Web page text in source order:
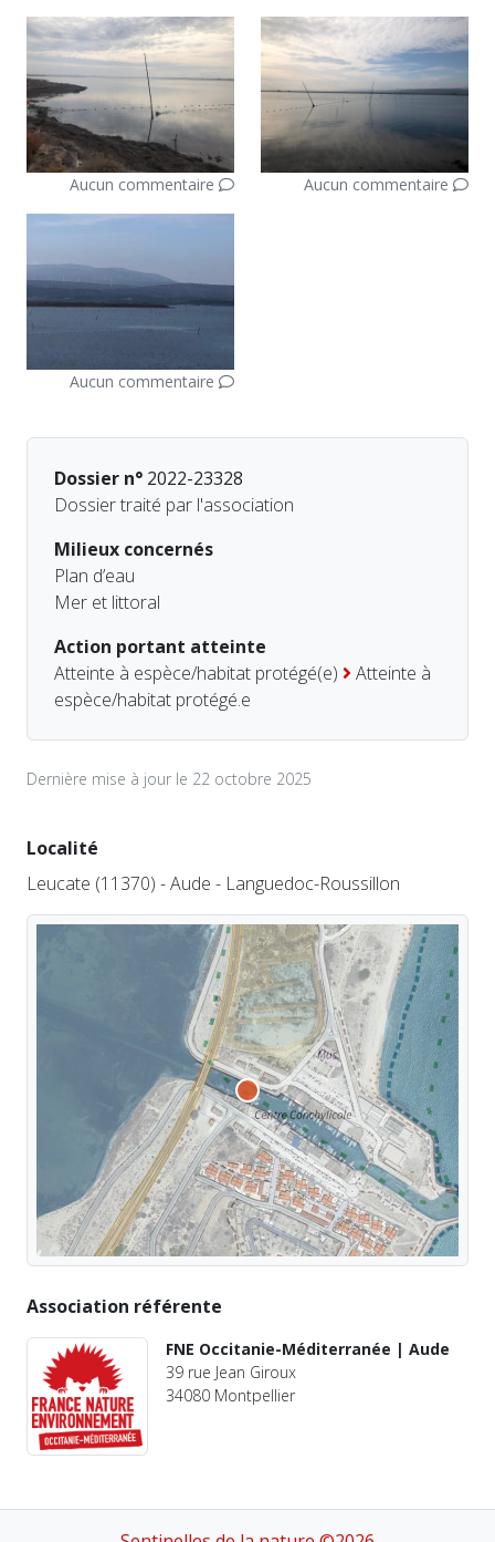
Aucun commentaire Aucun commentaire
Aucun commentaire
Dossier n° 2022-23328
Dossier traité par l'association
Milieux concernés
Plan d’eau
Mer et littoral
Action portant atteinte
Atteinte à espèce/habitat protégé(e)
Atteinte à
espèce/habitat protégé.e
Dernière mise à jour le 22 octobre 2025
Localité
Leucate (11370) - Aude - Languedoc-Roussillon
Association référente
FNE Occitanie-Méditerranée | Aude
39 rue Jean Giroux
34080 Montpellier